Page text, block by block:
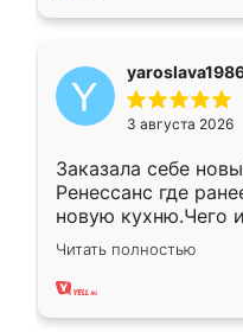
3 августа 2026
Заказала себе
Ренессанс где
новую кухню.Чего
вполне довольна.
два года, нареканий
Читать полностью